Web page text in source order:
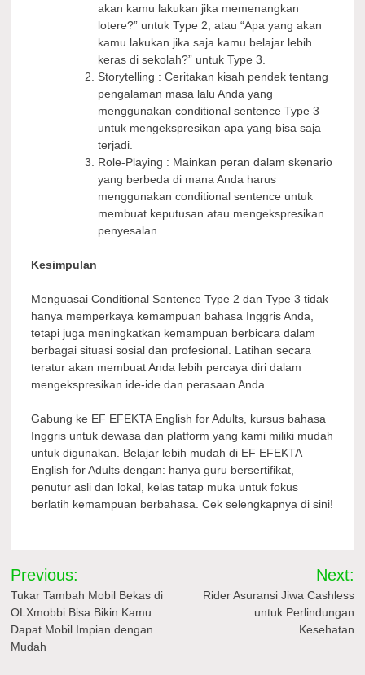
akan kamu lakukan jika memenangkan
lotere?” untuk Type 2, atau “Apa yang akan
kamu lakukan jika saja kamu belajar lebih
keras di sekolah?” untuk Type 3.
Storytelling : Ceritakan kisah pendek tentang
pengalaman masa lalu Anda yang
menggunakan conditional sentence Type 3
untuk mengekspresikan apa yang bisa saja
terjadi.
Role-Playing : Mainkan peran dalam skenario
yang berbeda di mana Anda harus
menggunakan conditional sentence untuk
membuat keputusan atau mengekspresikan
penyesalan.
Kesimpulan
Menguasai Conditional Sentence Type 2 dan Type 3 tidak
hanya memperkaya kemampuan bahasa Inggris Anda,
tetapi juga meningkatkan kemampuan berbicara dalam
berbagai situasi sosial dan profesional. Latihan secara
teratur akan membuat Anda lebih percaya diri dalam
mengekspresikan ide-ide dan perasaan Anda.
Gabung ke EF EFEKTA English for Adults, kursus bahasa
Inggris untuk dewasa dan platform yang kami miliki mudah
untuk digunakan. Belajar lebih mudah di EF EFEKTA
English for Adults dengan: hanya guru bersertifikat,
penutur asli dan lokal, kelas tatap muka untuk fokus
berlatih kemampuan berbahasa. Cek selengkapnya di sini!
Navigasi
pos
Previous:
Tukar Tambah Mobil Bekas di
OLXmobbi Bisa Bikin Kamu
Dapat Mobil Impian dengan
Mudah
Next:
Rider Asuransi Jiwa Cashless
untuk Perlindungan
Kesehatan